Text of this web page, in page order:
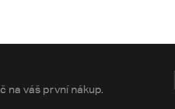
na váš první nákup.